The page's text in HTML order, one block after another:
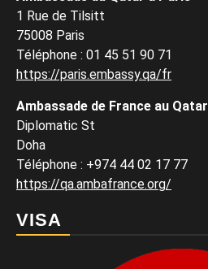
1 Rue de Tilsitt
75008 Paris
Téléphone : 01 45 51 90 71
https://paris.embassy.qa/fr
Ambassade de France au Qatar
Diplomatic St
Doha
Téléphone : +974 44 02 17 77
https://qa.ambafrance.org/
VISA